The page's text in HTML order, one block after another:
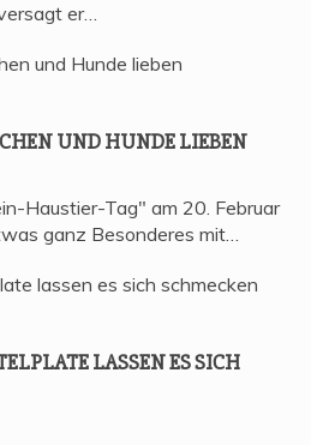
er…
UND HUN­DE LIEBEN
Haustier-Tag" am 20. Februar
ganz Besonderes mit…
LAS­SEN ES SICH